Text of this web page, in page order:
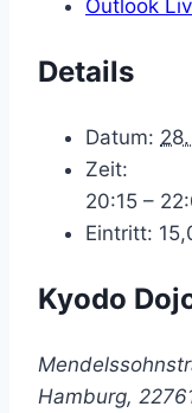
Outlook
Details
Datum:
Zeit:
20:15 –
Eintritt:
Kyodo
Hamburg,